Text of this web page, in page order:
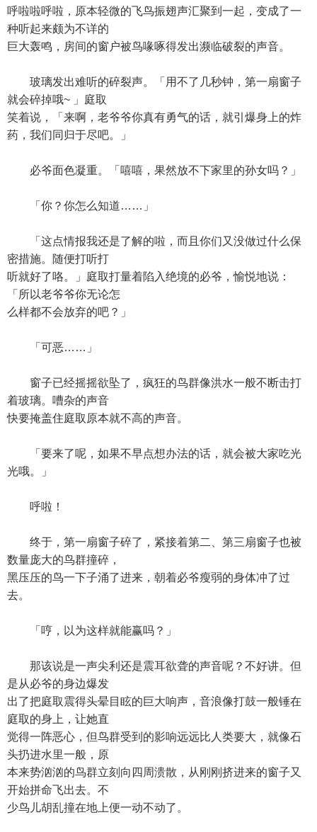
呼啦啦呼啦，原本轻微的飞鸟振翅声汇聚到一起，变成了一
种听起来颇为不详的
巨大轰鸣，房间的窗户被鸟喙啄得发出濒临破裂的声音。
玻璃发出难听的碎裂声。「用不了几秒钟，第一扇窗子
就会碎掉哦~ 」庭取
笑着说，「来啊，老爷爷你真有勇气的话，就引爆身上的炸
药，我们同归于尽吧。」
必爷面色凝重。「嘻嘻，果然放不下家里的孙女吗？」
「你？你怎么知道……」
「这点情报我还是了解的啦，而且你们又没做过什么保
密措施。随便打听打
听就好了咯。」庭取打量着陷入绝境的必爷，愉悦地说：
「所以老爷爷你无论怎
么样都不会放弃的吧？」
「可恶……」
窗子已经摇摇欲坠了，疯狂的鸟群像洪水一般不断击打
着玻璃。嘈杂的声音
快要掩盖住庭取原本就不高的声音。
「要来了呢，如果不早点想办法的话，就会被大家吃光
光哦。」
呼啦！
终于，第一扇窗子碎了，紧接着第二、第三扇窗子也被
数量庞大的鸟群撞碎，
黑压压的鸟一下子涌了进来，朝着必爷瘦弱的身体冲了过
去。
「哼，以为这样就能赢吗？」
那该说是一声尖利还是震耳欲聋的声音呢？不好讲。但
是从必爷的身边爆发
出了把庭取震得头晕目眩的巨大响声，音浪像打鼓一般锤在
庭取的身上，让她直
觉得一阵恶心，但鸟群受到的影响远远比人类要大，就像石
头扔进水里一般，原
本来势汹汹的鸟群立刻向四周溃散，从刚刚挤进来的窗子又
开始拼命飞出去。不
少鸟儿胡乱撞在地上便一动不动了。